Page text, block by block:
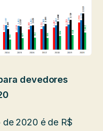
devedores
2020 é de R$